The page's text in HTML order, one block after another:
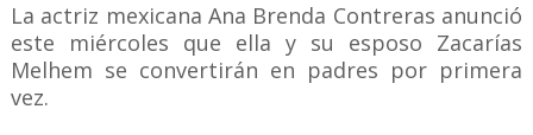
La actriz mexicana Ana Brenda Contreras anunció
este miércoles que ella y su esposo Zacarías
Melhem se convertirán en padres por primera
vez.